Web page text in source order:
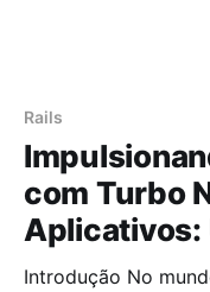
Rails
com Turbo
Aplicativos:
Introdução No mundo dinâmico do desenvolvimento